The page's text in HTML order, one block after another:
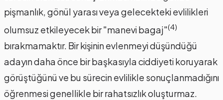
pişmanlık, gönül yarası veya gelecekteki evlilikleri
olumsuz etkileyecek bir "manevi bagaj"(4)
bırakmamaktır. Bir kişinin evlenmeyi düşündüğü
adayın daha önce bir başkasıyla ciddiyeti koruyarak
görüştüğünü ve bu sürecin evlilikle sonuçlanmadığını
öğrenmesi genellikle bir rahatsızlık oluşturmaz.